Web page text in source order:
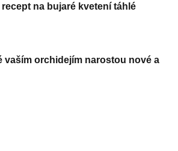
na bujaré kvetení táhlé
vaším orchidejím narostou nové a